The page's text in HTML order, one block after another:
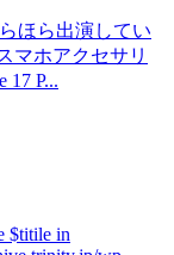
ほら出演してい
マホアクセサリ
17 P...